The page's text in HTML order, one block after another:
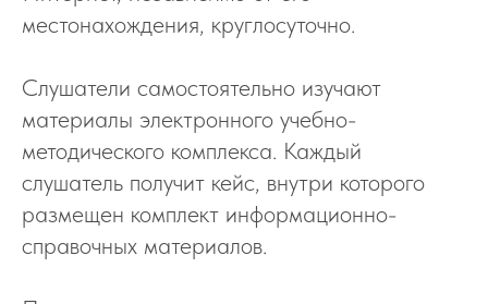
местонахождения, круглосуточно.
Слушатели самостоятельно изучают
материалы электронного учебно-
методического комплекса. Каждый
слушатель получит кейс, внутри которого
размещен комплект информационно-
справочных материалов.